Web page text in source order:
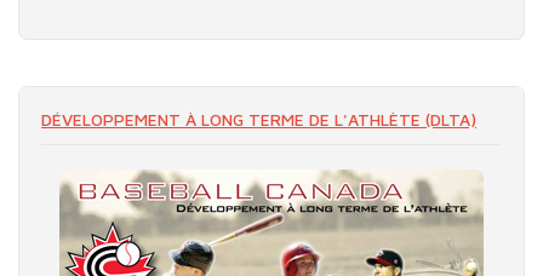
DÉVELOPPEMENT À LONG TERME DE L'ATHLÈTE (DLTA)